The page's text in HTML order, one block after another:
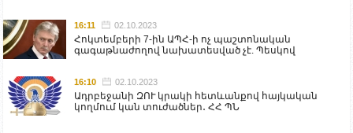
16:11 02.10.2023
Հոկտեմբերի 7-ին ԱՊՀ-ի ոչ պաշտոնական
գագաթնաժողով նախատեսված չէ. Պեսկով
16:10 02.10.2023
Ադրբեջանի ԶՈՒ կրակի հետևանքով հայկական
կողմում կան տուժածներ․ ՀՀ ՊՆ